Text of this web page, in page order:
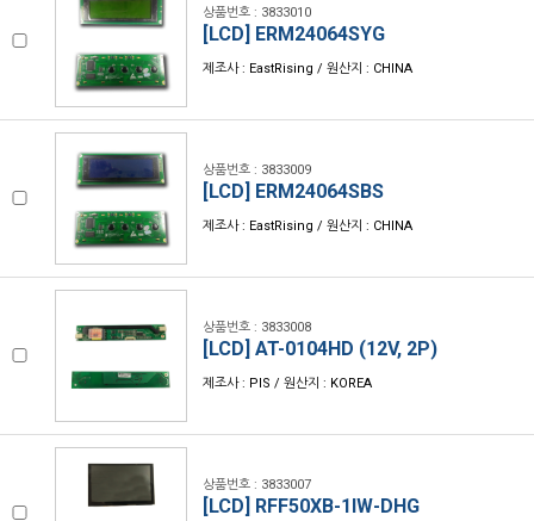
상품번호 : 3833010
[LCD] ERM24064SYG
제조사 : EastRising / 원산지 : CHINA
상품번호 : 3833009
[LCD] ERM24064SBS
제조사 : EastRising / 원산지 : CHINA
상품번호 : 3833008
[LCD] AT-0104HD (12V, 2P)
제조사 : PIS / 원산지 : KOREA
상품번호 : 3833007
[LCD] RFF50XB-1IW-DHG